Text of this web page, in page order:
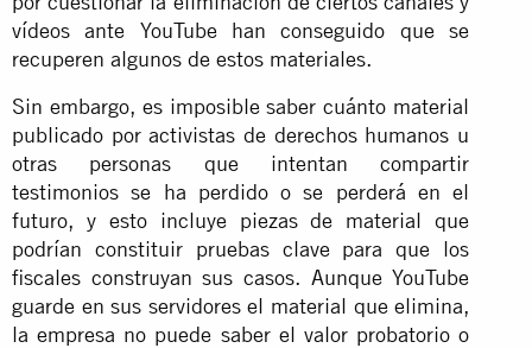
vídeos ante YouTube han conseguido que se
recuperen algunos de estos materiales.
Sin embargo, es imposible saber cuánto material
publicado por activistas de derechos humanos u
otras personas que intentan compartir
testimonios se ha perdido o se perderá en el
futuro, y esto incluye piezas de material que
podrían constituir pruebas clave para que los
fiscales construyan sus casos. Aunque YouTube
guarde en sus servidores el material que elimina,
la empresa no puede saber el valor probatorio o